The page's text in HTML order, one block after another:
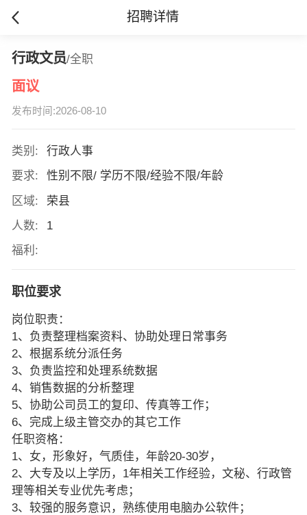
招聘详情
行政文员/全职
面议
发布时间:2026-08-10
类别:
行政人事
要求:
性别不限/ 学历不限/经验不限/年龄
区域:
荣县
人数:
1
福利:
职位要求
岗位职责：
1、负责整理档案资料、协助处理日常事务
2、根据系统分派任务
3、负责监控和处理系统数据
4、销售数据的分析整理
5、协助公司员工的复印、传真等工作；
6、完成上级主管交办的其它工作
任职资格：
1、女，形象好，气质佳，年龄20-30岁，
2、大专及以上学历，1年相关工作经验，文秘、行政管
理等相关专业优先考虑；
3、较强的服务意识，熟练使用电脑办公软件；